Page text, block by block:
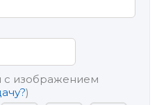
с изображением
)